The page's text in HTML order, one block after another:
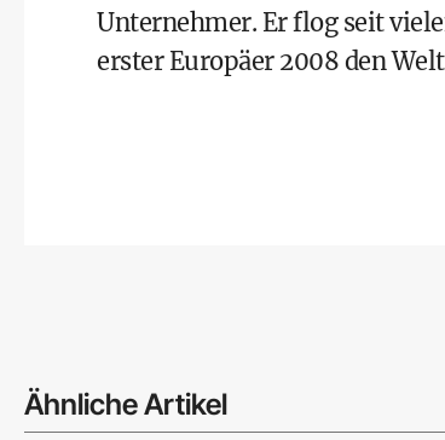
Unternehmer. Er flog seit
erster Europäer 2008 den
Ähnliche Artikel